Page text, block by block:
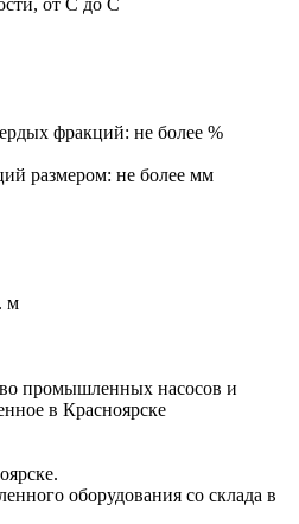
фракций: не более %
размером: не более мм
м